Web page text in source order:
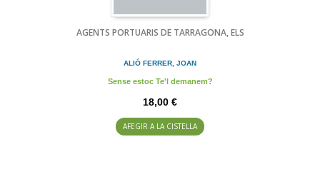
AGENTS PORTUARIS DE TARRAGONA, ELS
ALIÓ FERRER, JOAN
Sense estoc Te'l demanem?
18,00 €
AFEGIR A LA CISTELLA